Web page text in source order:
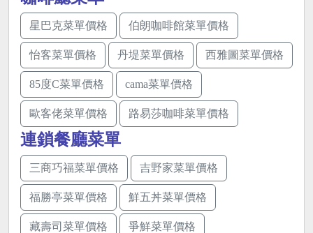
星巴克菜單價格 伯朗咖啡館菜單價格
怡客菜單價格 丹堤菜單價格 西雅圖菜單價格
85度C菜單價格 cama菜單價格
歐客佬菜單價格 路易莎咖啡菜單價格
連鎖餐廳菜單
三商巧福菜單價格 吉野家菜單價格
福勝亭菜單價格 鮮五丼菜單價格
藏壽司菜單價格 爭鮮菜單價格